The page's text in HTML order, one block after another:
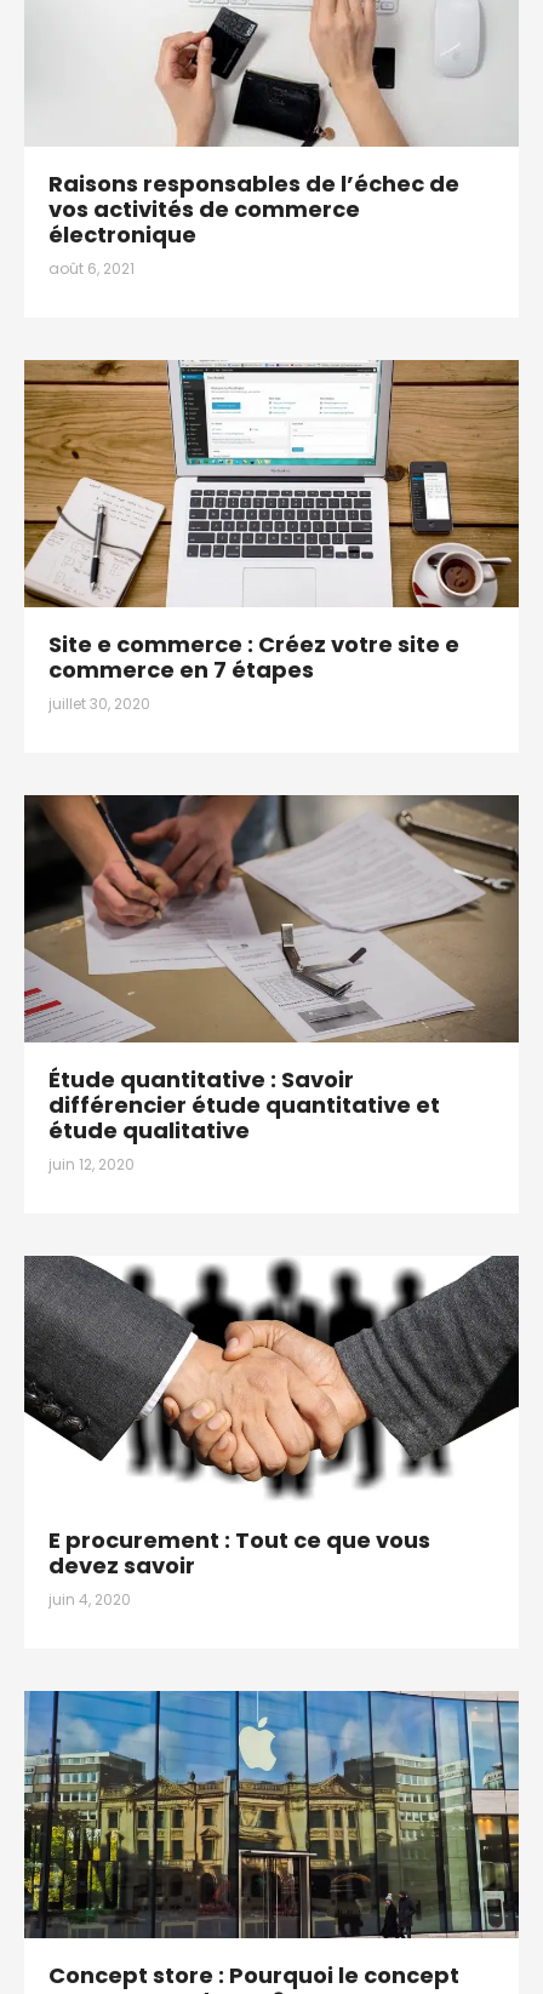
Raisons responsables de l’échec de
vos activités de commerce
électronique
août 6, 2021
Site e commerce : Créez votre site e
commerce en 7 étapes
juillet 30, 2020
Étude quantitative : Savoir
différencier étude quantitative et
étude qualitative
juin 12, 2020
E procurement : Tout ce que vous
devez savoir
juin 4, 2020
Concept store : Pourquoi le concept